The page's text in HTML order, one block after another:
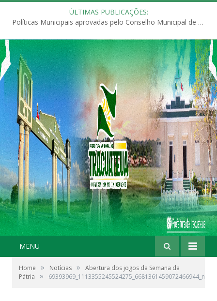
ÚLTIMAS PUBLICAÇÕES:
Políticas Municipais aprovadas pelo Conselho Municipal de Educação (CME)
MENU
Home » Notícias »
Abertura dos jogos da Semana da
Pátria
» 69393969_1113355245524275_6681361459072466944_n